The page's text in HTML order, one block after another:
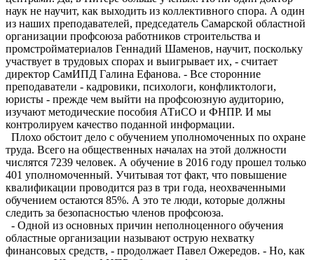
наук не научит, как выходить из коллективного спора. А один
из наших преподавателей, председатель Самарской областной
организации профсоюза работников строительства и
промстройматериалов Геннадий Шаменов, научит, поскольку
участвует в трудовых спорах и выигрывает их, - считает
директор СамИПД Галина Ефанова. - Все сторонние
преподаватели - кадровики, психологи, конфликтологи,
юристы - прежде чем выйти на профсоюзную аудиторию,
изучают методические пособия АТиСО и ФНПР. И мы
контролируем качество поданной информации.
Плохо обстоит дело с обучением уполномоченных по охране
труда. Всего на общественных началах на этой должности
числятся 7239 человек. А обучение в 2016 году прошел только
401 уполномоченный. Учитывая тот факт, что повышение
квалификации проводится раз в три года, неохваченными
обучением остаются 85%. А это те люди, которые должны
следить за безопасностью членов профсоюза.
- Одной из основных причин неполноценного обучения
областные организации называют острую нехватку
финансовых средств, - продолжает Павел Ожередов. - Но, как